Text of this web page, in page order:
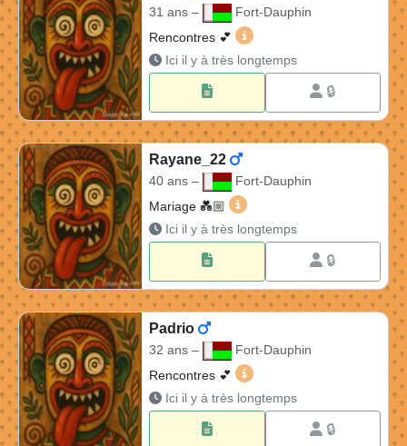
31 ans –
Fort-Dauphin
Rencontres 💕
Fefe 31 ans à Fort-
Ici il y à très longtemps
🔒
Rayane_22
40 ans –
Fort-Dauphin
Mariage 💑🏼​
Rayane_22 40 ans à Fort-
Ici il y à très longtemps
🔒
Padrio
32 ans –
Fort-Dauphin
Rencontres 💕
Padrio 32 ans à Fort-
Ici il y à très longtemps
🔒